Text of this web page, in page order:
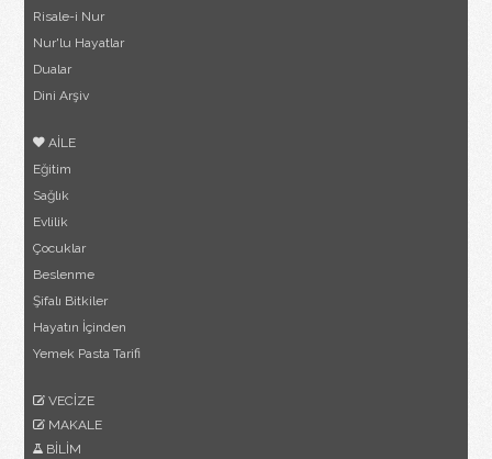
Risale-i Nur
Nur'lu Hayatlar
Dualar
Dini Arşiv
AİLE
Eğitim
Sağlık
Evlilik
Çocuklar
Beslenme
Şifalı Bitkiler
Hayatın İçinden
Yemek Pasta Tarifi
VECİZE
MAKALE
BİLİM